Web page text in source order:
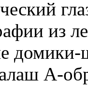
из
домики-
А-